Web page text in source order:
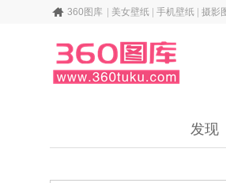
360图库 美女壁纸 手机壁纸 摄影
发现